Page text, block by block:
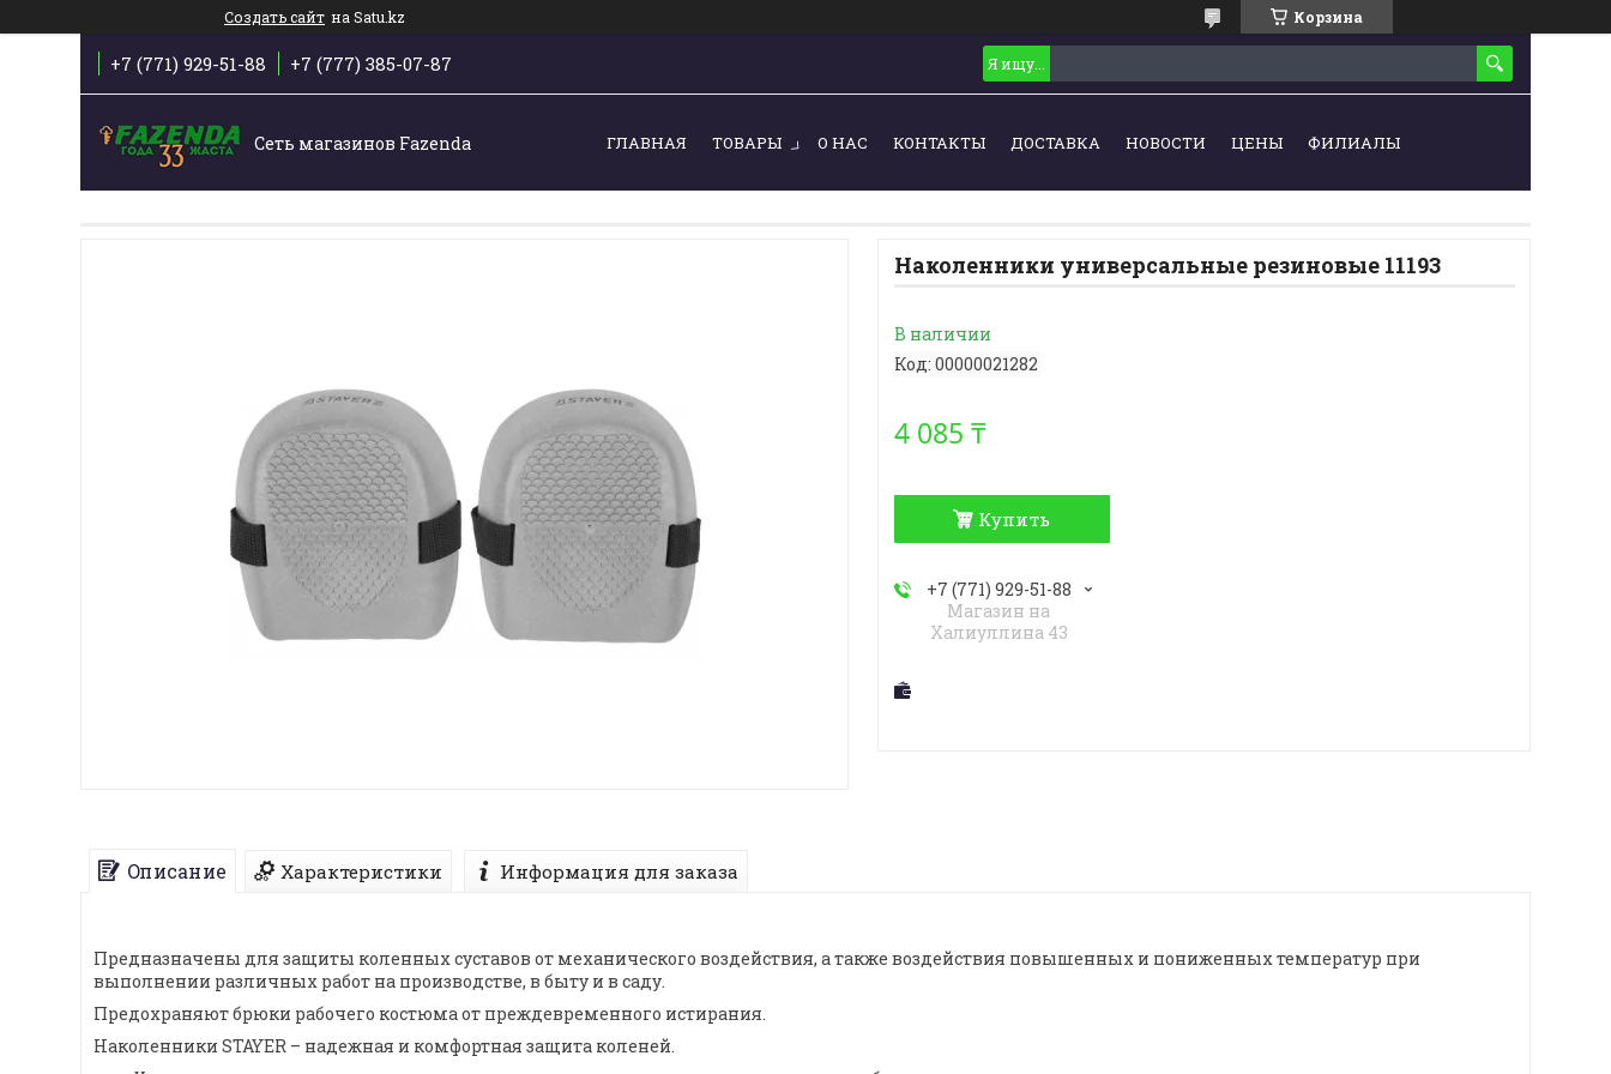
Создать сайт на Satu.kz Корзина
+7 (771) 929-51-88 +7 (777) 385-07-87
Сеть магазинов Fazenda ГЛАВНАЯ ТОВАРЫ О НАС КОНТАКТЫ ДОСТАВКА НОВОСТИ ЦЕНЫ ФИЛИАЛЫ
Наколенники универсальные резиновые 11193
В наличии
Код: 00000021282
4 085 ₸
Купить
+7 (771) 929-51-88
Магазин на
Халиуллина 43
Описание Характеристики Информация для заказа
Предназначены для защиты коленных суставов от механического воздействия, а также воздействия повышенных и пониженных температур при
выполнении различных работ на производстве, в быту и в саду.
Предохраняют брюки рабочего костюма от преждевременного истирания.
Наколенники STAYER – надежная и комфортная защита коленей.